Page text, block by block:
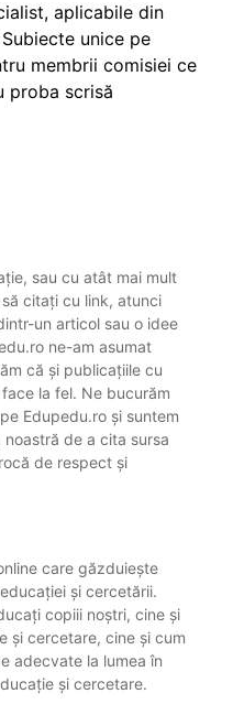
aplicabile din
unice pe
membrii comisiei ce
proba scrisă
sau cu atât mai mult
citați cu link, atunci
un articol sau o idee
ne-am asumat
că și publicațiile cu
la fel. Ne bucurăm
Edupedu.ro și suntem
de a cita sursa
de respect și
care găzduiește
și cercetării.
copiii noștri, cine și
și cercetare, cine și cum
adecvate la lumea în
și cercetare.